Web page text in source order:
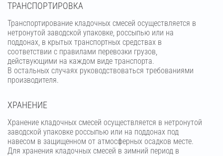
ТРАНСПОРТИРОВКА
Транспортирование кладочных смесей осуществляется в
нетронутой заводской упаковке, россыпью или на
поддонах, в крытых транспортных средствах в
соответствии с правилами перевозки грузов,
действующими на каждом виде транспорта.
В остальных случаях руководствоваться требованиями
производителя.
ХРАНЕНИЕ
Хранение кладочных смесей осуществляется в нетронутой
заводской упаковке россыпью или на поддонах под
навесом в защищенном от атмосферных осадков месте.
Для хранения кладочных смесей в зимний период в